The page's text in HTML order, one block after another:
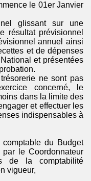
le 01er Janvier
glissant sur une
résultat prévisionnel
annuel ainsi
et de dépenses
et présentées
ne sont pas
concerné, le
dans la limite des
et effectuer les
indispensables à
du Budget
par le Coordonnateur
de la comptabilité
vigueur,